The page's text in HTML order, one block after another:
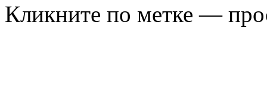
Кликните по метке —